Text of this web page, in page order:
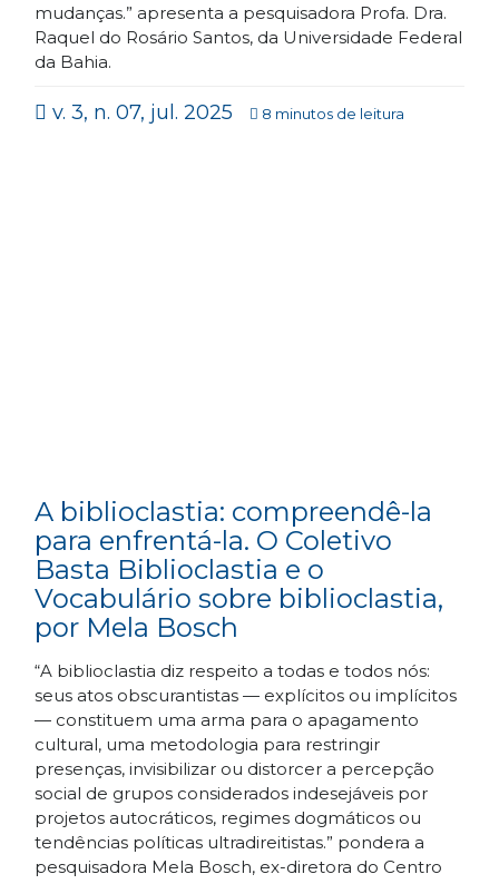
mudanças.” apresenta a pesquisadora Profa. Dra.
Raquel do Rosário Santos, da Universidade Federal
da Bahia.
v. 3, n. 07, jul. 2025 8 minutos de leitura
A biblioclastia: compreendê-la
para enfrentá-la. O Coletivo
Basta Biblioclastia e o
Vocabulário sobre biblioclastia,
por Mela Bosch
“A biblioclastia diz respeito a todas e todos nós:
seus atos obscurantistas — explícitos ou implícitos
— constituem uma arma para o apagamento
cultural, uma metodologia para restringir
presenças, invisibilizar ou distorcer a percepção
social de grupos considerados indesejáveis por
projetos autocráticos, regimes dogmáticos ou
tendências políticas ultradireitistas.” pondera a
pesquisadora Mela Bosch, ex-diretora do Centro